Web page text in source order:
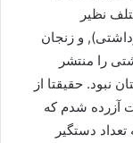
نظیر
شرقی (٣٠ بازداشتی), یزد (٤٣ بازداشتی), و زنجان
جنوبی با ٢٩ بازداشتی را منتشر
نبود. حقیقتا از
آزرده شدم که
تعداد دستگیر